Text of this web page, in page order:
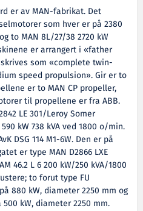
er av MAN-fabrikat. Det
som hver er på 2380
to MAN 8L/27/38 2720 kW
er arrangert i «father
som «complete twin-
speed propulsion». Gir er to
er to MAN CP propeller,
til propellene er fra ABB.
LE 301/Leroy Somer
kW 738 kVA ved 1800 o/min.
DSG 114 M1-6W. Den er på
er type MAN D2866 LXE
46.2 L 6 200 kW/250 kVA/1800
to forut type FU
880 kW, diameter 2250 mm og
500 kW, diameter 2250 mm.